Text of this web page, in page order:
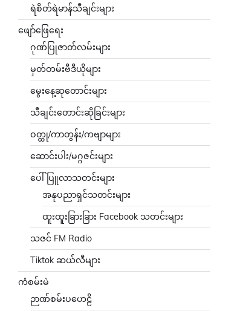
ရဲစိတ်ရဲမာန်သီချင်းများ
ဖျော်ဖြေရေး
ဂုဏ်ပြုဇာတ်လမ်းများ
မှတ်တမ်းဗီဒီယိုများ
မွေးနေ့ဆုတောင်းများ
သီချင်းတောင်းဆိုခြင်းများ
ဝတ္ထု/ကာတွန်း/ကဗျာများ
ဆောင်းပါး/မဂ္ဂဇင်းများ
ပေါ်ပြူလာသတင်းများ
အနုပညာရှင်သတင်းများ
ထူးထူးခြားခြား Facebook သတင်းများ
သဇင် FM Radio
Tiktok ဆယ်လီများ
ကံစမ်းမဲ
ဉာဏ်စမ်းပဟေဠိ